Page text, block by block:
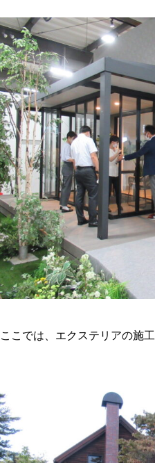
ここでは、エクステリアの施